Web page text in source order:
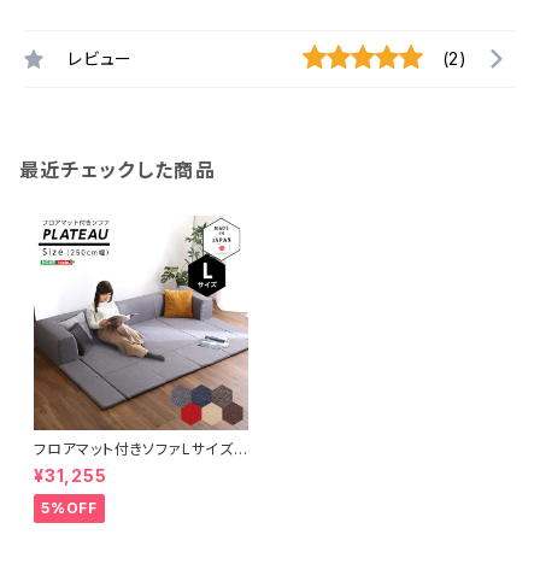
レビュー (2)
最近チェックした商品
フロアマット付きソファLサイズ
（幅250cm）お家で洗えるカバ
ーリングタイプ | Plateau-プラ
トー- SH-07-PLTL-SF
¥31,255
5%OFF